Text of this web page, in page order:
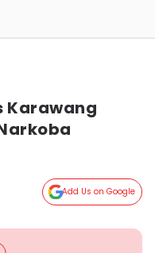
Karawang
Add Us on Google